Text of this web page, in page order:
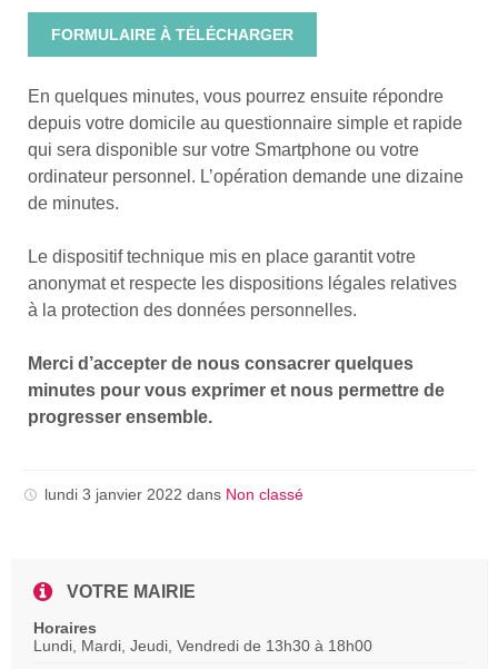
FORMULAIRE À TÉLÉCHARGER
En quelques minutes, vous pourrez ensuite répondre
depuis votre domicile au questionnaire simple et rapide
qui sera disponible sur votre Smartphone ou votre
ordinateur personnel. L’opération demande une dizaine
de minutes.
Le dispositif technique mis en place garantit votre
anonymat et respecte les dispositions légales relatives
à la protection des données personnelles.
Merci d’accepter de nous consacrer quelques
minutes pour vous exprimer et nous permettre de
progresser ensemble.
lundi 3 janvier 2022 dans Non classé
VOTRE MAIRIE
Horaires
Lundi, Mardi, Jeudi, Vendredi de 13h30 à 18h00